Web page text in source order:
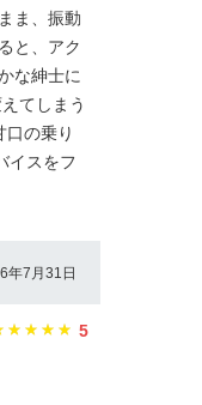
ま、振動
と、アク
な紳士に
てしまう
の乗り
イスをフ
年7月31日
5